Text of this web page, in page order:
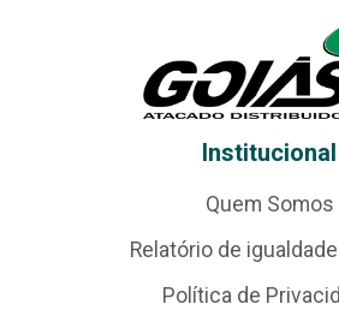
Institucional
Quem Somos
Relatório de igualdade
Política de